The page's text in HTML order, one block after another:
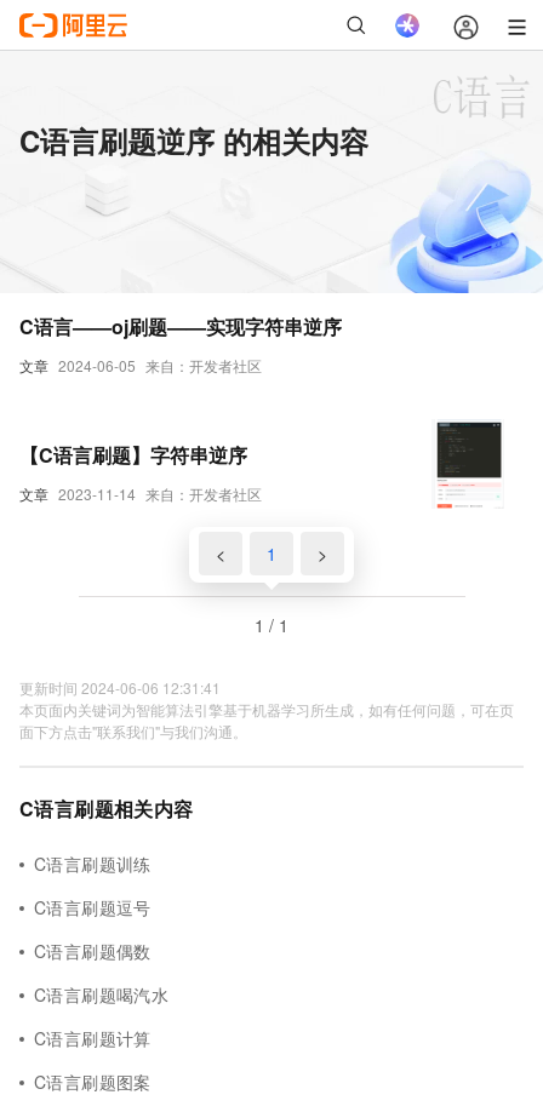
C语言刷题逆序 的相关内容
文章 2024-06-05 来自：开发者社区
C语言——oj刷题——实现字符串逆序
文章 2023-11-14 来自：开发者社区
【C语言刷题】字符串逆序
< 1 >
1 / 1
更新时间 2024-06-06 12:31:41
本页面内关键词为智能算法引擎基于机器学习所生成，如有任何问题，可在页
面下方点击"联系我们"与我们沟通。
C语言刷题相关内容
C语言刷题训练
C语言刷题逗号
C语言刷题偶数
C语言刷题喝汽水
C语言刷题计算
C语言刷题图案